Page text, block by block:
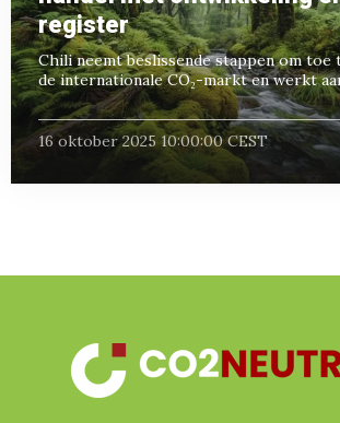
register
Chili neemt beslissende stappen om
de internationale CO₂-markt en werkt
16 oktober 2025 10:00:00 CEST